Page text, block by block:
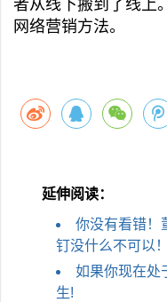
者从线下搬到了线上
网络营销方法。
延伸阅读：
你没有看错！
钉没什么不可以！
如果你现在处
生!